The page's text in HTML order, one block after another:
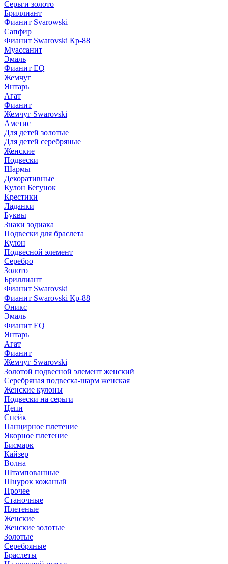
Серьги золото
Бриллиант
Фианит Svarowski
Сапфир
Фианит Swarovski Кр-88
Муассанит
Эмаль
Фианит EQ
Жемчуг
Янтарь
Агат
Фианит
Жемчуг Swarovski
Аметис
Для детей золотые
Для детей серебряные
Женские
Подвески
Шармы
Декоративные
Кулон Бегунок
Крестики
Ладанки
Буквы
Знаки зодиака
Подвески для браслета
Кулон
Подвесной элемент
Серебро
Золото
Бриллиант
Фианит Swarovski
Фианит Swarovski Кр-88
Оникс
Эмаль
Фианит EQ
Янтарь
Агат
Фианит
Жемчуг Swarovski
Золотой подвесной элемент женcкий
Серебряная подвеска-шарм женская
Женские кулоны
Подвески на серьги
Цепи
Снейк
Панцирное плетение
Якорное плетение
Бисмарк
Кайзер
Волна
Штампованные
Шнурок кожаный
Прочее
Станочные
Плетеные
Женские
Женские золотые
Золотые
Серебряные
Браслеты